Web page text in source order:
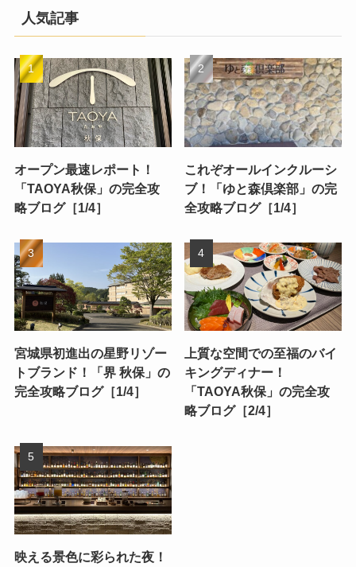
人気記事
オープン最速レポート！
「TAOYA秋保」の完全攻
略ブログ［1/4］
これぞオールインクルーシ
ブ！「ゆと森倶楽部」の完
全攻略ブログ［1/4］
宮城県初進出の星野リゾー
トブランド！「界 秋保」の
完全攻略ブログ［1/4］
上質な空間での至福のバイ
キングディナー！
「TAOYA秋保」の完全攻
略ブログ［2/4］
映える景色に彩られた夜！